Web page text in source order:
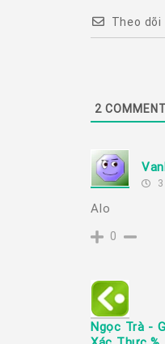
Theo dõi
2
Alo
0
Ngọc Trà -